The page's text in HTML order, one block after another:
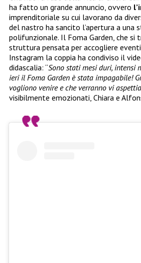
ha fatto un grande annuncio, ovvero
imprenditoriale su cui lavorano da
del nastro ha sancito l’apertura a
polifunzionale. Il Foma Garden, che si
struttura pensata per accogliere
Instagram la coppia ha condiviso il
didascalia: “Sono stati mesi duri, intensi
ieri il Foma Garden è stata impagabile!
vogliono venire e che verranno vi
visibilmente emozionati, Chiara e